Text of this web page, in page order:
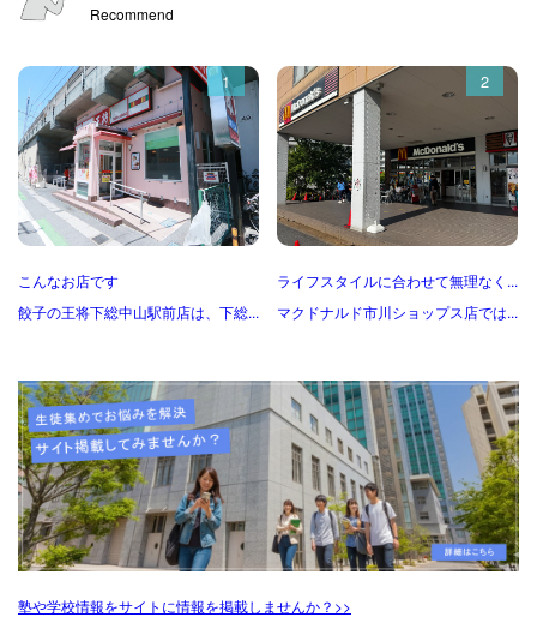
Recommend
1
こんなお店です
餃子の王将下総中山駅前店は、下総...
2
ライフスタイルに合わせて無理なく...
マクドナルド市川ショップス店では...
塾や学校情報をサイトに情報を掲載しませんか？>>